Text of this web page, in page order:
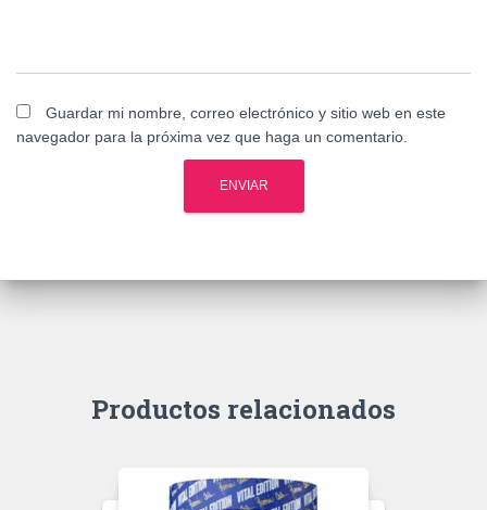
Guardar mi nombre, correo electrónico y sitio web en este
navegador para la próxima vez que haga un comentario.
Productos relacionados